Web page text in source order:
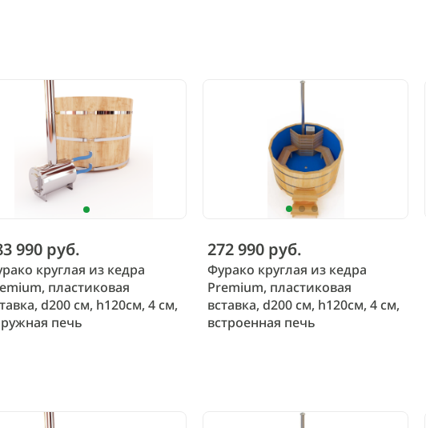
990 руб.
круглая из кедра
пластиковая
d200 см, h120см, 4 см,
печь
272 990 руб.
Фурако круглая из кедра
Premium, пластиковая
вставка, d200 см, h120см, 4 см,
встроенная печь